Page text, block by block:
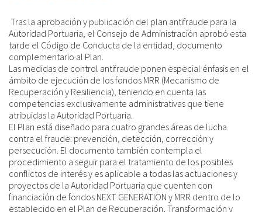
Tras la aprobación y publicación del plan antifraude para la
Autoridad Portuaria, el Consejo de Administración aprobó esta
tarde el Código de Conducta de la entidad, documento
complementario al Plan.
Las medidas de control antifraude ponen especial énfasis en el
ámbito de ejecución de los fondos MRR (Mecanismo de
Recuperación y Resiliencia), teniendo en cuenta las
competencias exclusivamente administrativas que tiene
atribuidas la Autoridad Portuaria.
El Plan está diseñado para cuatro grandes áreas de lucha
contra el fraude: prevención, detección, corrección y
persecución. El documento también contempla el
procedimiento a seguir para el tratamiento de los posibles
conflictos de interés y es aplicable a todas las actuaciones y
proyectos de la Autoridad Portuaria que cuenten con
financiación de fondos NEXT GENERATION y MRR dentro de lo
establecido en el Plan de Recuperación, Transformación y